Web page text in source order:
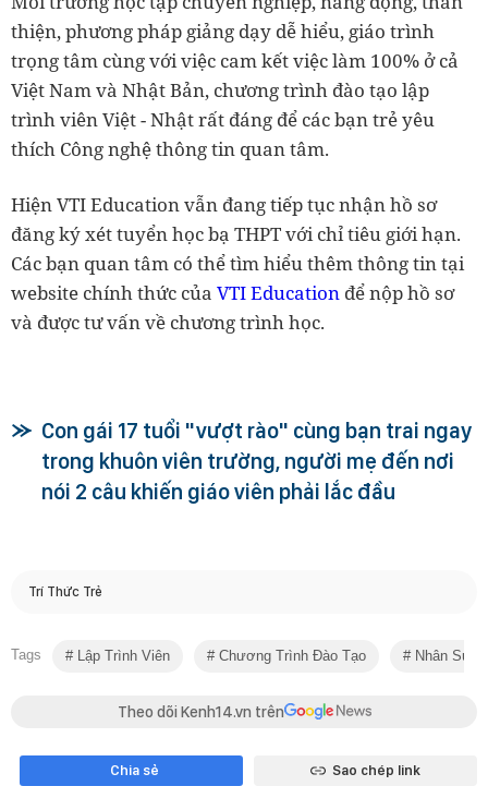
thiện, phương pháp giảng dạy dễ hiểu, giáo trình
trọng tâm cùng với việc cam kết việc làm 100% ở cả
Việt Nam và Nhật Bản, chương trình đào tạo lập
trình viên Việt - Nhật rất đáng để các bạn trẻ yêu
thích Công nghệ thông tin quan tâm.
Hiện VTI Education vẫn đang tiếp tục nhận hồ sơ
đăng ký xét tuyển học bạ THPT với chỉ tiêu giới hạn.
Các bạn quan tâm có thể tìm hiểu thêm thông tin tại
website chính thức của VTI Education để nộp hồ sơ
và được tư vấn về chương trình học.
Con gái 17 tuổi "vượt rào" cùng bạn trai ngay
trong khuôn viên trường, người mẹ đến nơi
nói 2 câu khiến giáo viên phải lắc đầu
Trí Thức Trẻ
Tags Lập Trình Viên Chương Trình Đào Tạo Nhân Sự
Theo dõi Kenh14.vn trên
Chia sẻ Sao chép link